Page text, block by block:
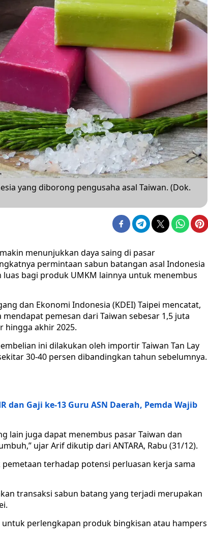
yang diborong pengusaha asal Taiwan. (Dok.
menunjukkan daya saing di pasar
permintaan sabun batangan asal Indonesia
bagi produk UMKM lainnya untuk menembus
dan Ekonomi Indonesia (KDEI) Taipei mencatat,
pemesan dari Taiwan sebesar 1,5 juta
hingga akhir 2025.
ini dilakukan oleh importir Taiwan Tan Lay
30-40 persen dibandingkan tahun sebelumnya.
dan Gaji ke-13 Guru ASN Daerah, Pemda Wajib
lain juga dapat menembus pasar Taiwan dan
ujar Arif dikutip dari ANTARA, Rabu (31/12).
terhadap potensi perluasan kerja sama
transaksi sabun batang yang terjadi merupakan
perlengkapan produk bingkisan atau hampers